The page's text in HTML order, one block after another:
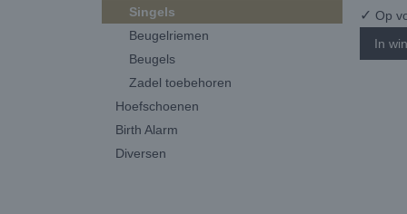
Singels
Beugelriemen
Beugels
Zadel toebehoren
Hoefschoenen
Birth Alarm
Diversen
✓ Op
In